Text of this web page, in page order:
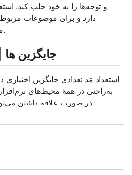
و توجه‌ها را به خود جلب کند.
دارد و برای موضوعات
مناسبی به شمار می‌رود.
Alternatives | جایگزین ها
به‌راحتی در همۀ محیط‌های
در صورت علاقه داشتن می‌توانید از آنها استفاده کنید.